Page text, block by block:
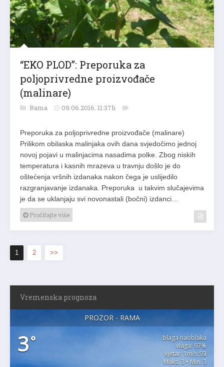
“EKO PLOD”: Preporuka za
poljoprivredne proizvođače
(malinare)
Rama 09.06.2016. 11:37h
Preporuka za poljoprivredne proizvođače (malinare)
Prilikom obilaska malinjaka ovih dana svjedočimo jednoj
novoj pojavi u malinjacima nasadima polke. Zbog niskih
temperatura i kasnih mrazeva u travnju došlo je do
oštećenja vršnih izdanaka nakon čega je uslijedilo
razgranjavanje izdanaka. Preporuka u takvim slučajevima
je da se uklanjaju svi novonastali (bočni) izdanci…
Pročitajte više
1 2 >>
Vremenska prognoza
PROZOR - RAMA
3°
blaga naoblaka
vlaga: 97%
vjetar: 1m/s SSI
Maks. 3 • Min. 3